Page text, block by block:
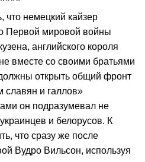
что немецкий кайзер
Первой мировой войны
английского короля
вместе со своими братьями
открыть общий фронт
славян и галлов»
он подразумевал не
и белорусов. К
что сразу же после
Вудро Вильсон, используя